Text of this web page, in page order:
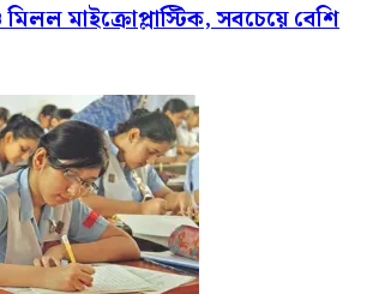
মাইক্রোপ্লাস্টিক, সবচেয়ে বেশি